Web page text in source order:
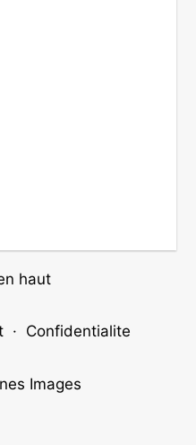
haut
· Confidentialite
Images